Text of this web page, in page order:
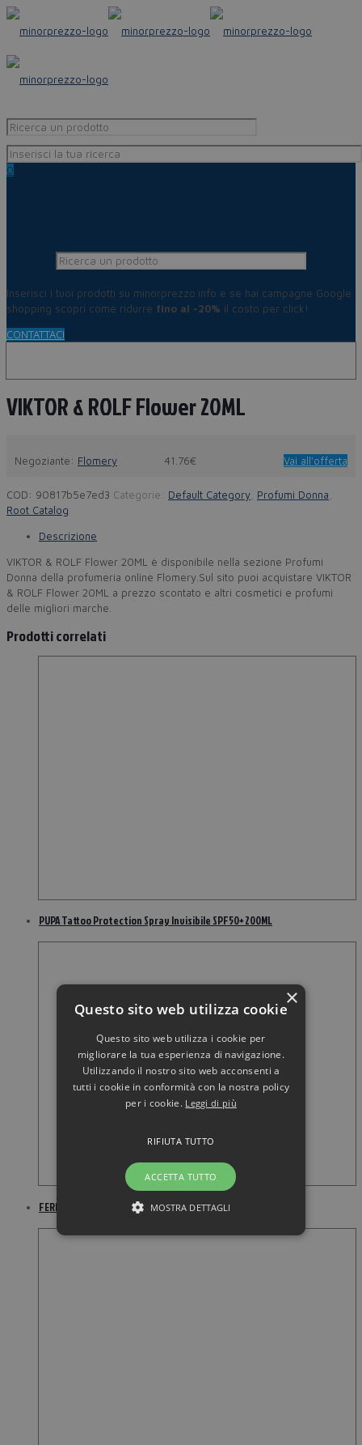
0
Inserisci i tuoi prodotti su minorprezzo.info e se hai campagne Google
shopping scopri come ridurre fino al -20% il costo per click!
CONTATTACI
VIKTOR & ROLF Flower 20ML
Negoziante: Flomery 41.76€ Vai all'offerta
COD: 90817b5e7ed3 Categorie: Default Category Profumi Donna
Root Catalog
Descrizione
VIKTOR & ROLF Flower 20ML è disponibile nella sezione Profumi
Donna della profumeria online Flomery.Sul sito puoi acquistare VIKTOR
& ROLF Flower 20ML a prezzo scontato e altri cosmetici e profumi
delle migliori marche.
Prodotti correlati
PUPA Tattoo Protection Spray Invisibile SPF50+ 200ML
FERRARI Ferrari Scuderia Black Aftershave Lotion 75ML
×
Questo sito web utilizza cookie
Questo sito web utilizza i cookie per
migliorare la tua esperienza di navigazione.
Utilizzando il nostro sito web acconsenti a
tutti i cookie in conformità con la nostra policy
per i cookie. Leggi di più
ACCETTA TUTTO
RIFIUTA TUTTO
MOSTRA DETTAGLI